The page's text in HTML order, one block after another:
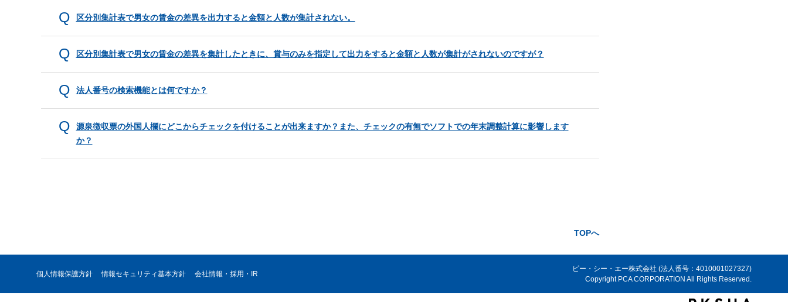
区分別集計表で男女の賃金の差異を出力すると金額と人数が集計されない。
区分別集計表で男女の賃金の差異を集計したときに、賞与のみを指定して出力をすると金額と人数が集計がされないのですが？
法人番号の検索機能とは何ですか？
源泉徴収票の外国人欄にどこからチェックを付けることが出来ますか？また、チェックの有無でソフトでの年末調整計算に影響します
か？
TOPへ
個人情報保護方針 情報セキュリティ基本方針 会社情報・採用・IR
ピー・シー・エー株式会社 (法人番号：4010001027327)
Copyright PCA CORPORATION All Rights Reserved.